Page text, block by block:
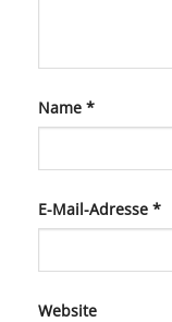
Name *
E-Mail-Adresse *
Website